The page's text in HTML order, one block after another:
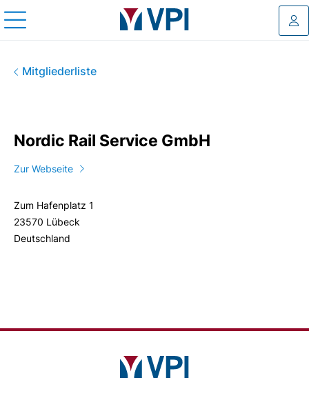
Mitgliederliste
Nordic Rail Service GmbH
Nordic Rail Service GmbH
Zur Webseite
Zum Hafenplatz 1
23570 Lübeck
Deutschland